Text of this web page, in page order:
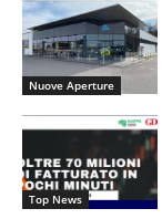
Nuove Aperture
Top News